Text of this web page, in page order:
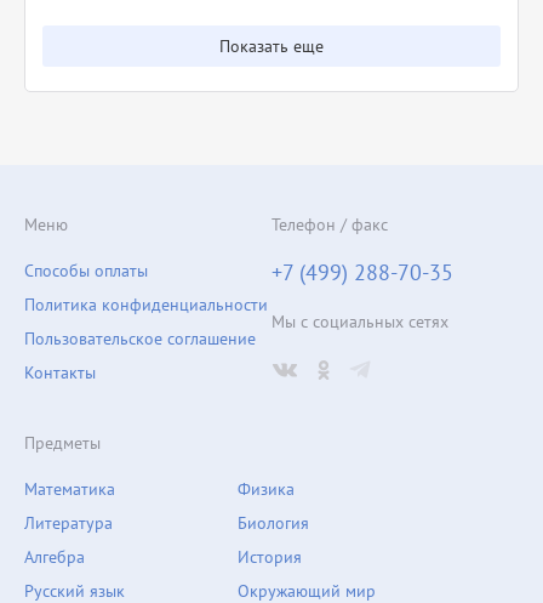
Показать еще
Предметы
Математика
Литература
Алгебра
Русский язык
Физика
Биология
История
Окружающий мир
Меню
Способы оплаты
Политика конфиденциальности
Пользовательское соглашение
Контакты
Телефон / факс
+7 (499) 288-70-35
Мы с социальных сетях